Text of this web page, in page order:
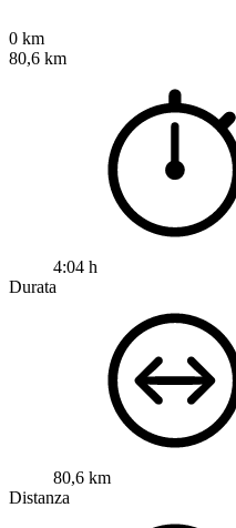
0 km
80,6 km
4:04 h
Durata
80,6 km
Distanza